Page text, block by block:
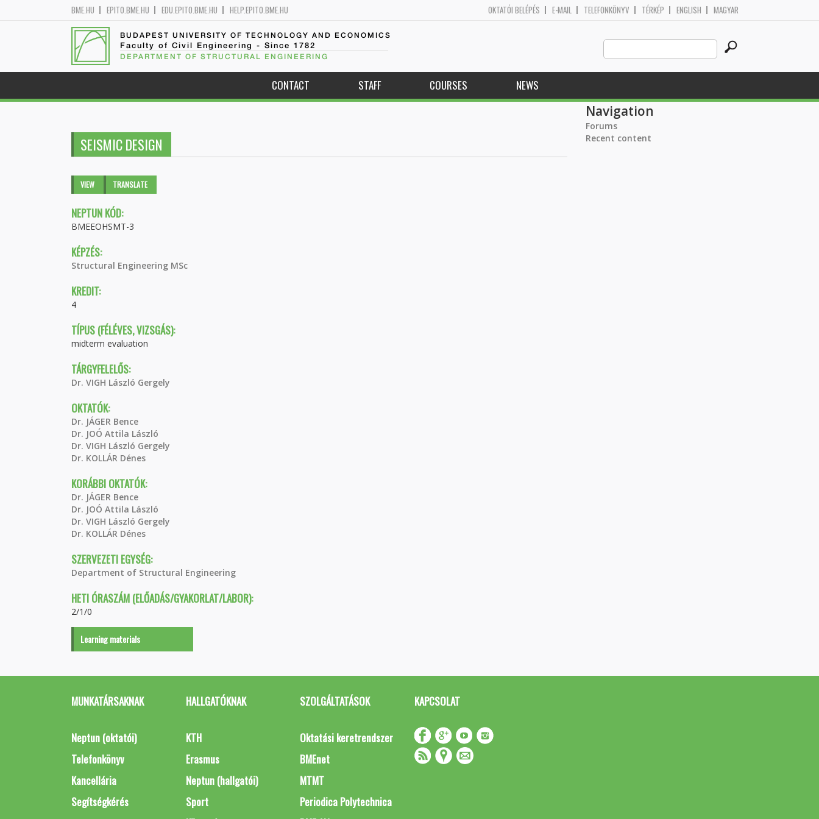
BME.HU EPITO.BME.HU EDU.EPITO.BME.HU HELP.EPITO.BME.HU OKTATÓI BELÉPÉS E-MAIL TELEFONKÖNYV TÉRKÉP ENGLISH MAGYAR
BUDAPEST UNIVERSITY OF TECHNOLOGY AND ECONOMICS
Faculty of Civil Engineering - Since 1782
DEPARTMENT OF STRUCTURAL ENGINEERING
Search
this
site
CONTACT STAFF COURSES NEWS
SEISMIC DESIGN
Primary tabs
VIEW (ACTIVETRANSLATE
NEPTUN KÓD:
BMEEOHSMT-3
KÉPZÉS:
Structural Engineering MSc
KREDIT:
4
TÍPUS (FÉLÉVES, VIZSGÁS):
midterm evaluation
TÁRGYFELELŐS:
Dr. VIGH László Gergely
OKTATÓK:
Dr. JÁGER Bence
Dr. JOÓ Attila László
Dr. VIGH László Gergely
Dr. KOLLÁR Dénes
KORÁBBI OKTATÓK:
Dr. JÁGER Bence
Dr. JOÓ Attila László
Dr. VIGH László Gergely
Dr. KOLLÁR Dénes
SZERVEZETI EGYSÉG:
Department of Structural Engineering
HETI ÓRASZÁM (ELŐADÁS/GYAKORLAT/LABOR):
2/1/0
Learning materials
Navigation
Forums
Recent content
MUNKATÁRSAKNAK
Neptun (oktatói)
Telefonkönyv
Kancellária
Segítségkérés
HALLGATÓKNAK
KTH
Erasmus
Neptun (hallgatói)
Sport
SZOLGÁLTATÁSOK
Oktatási keretrendszer
BMEnet
MTMT
Periodica Polytechnica
KAPCSOLAT